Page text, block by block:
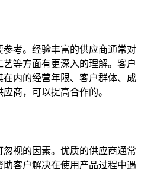
考。经验丰富的供应商通常对
等方面有更深入的理解。客户
内的经营年限、客户群体、成
商，可以提高合作的。
视的因素。优质的供应商通常
客户解决在使用产品过程中遇